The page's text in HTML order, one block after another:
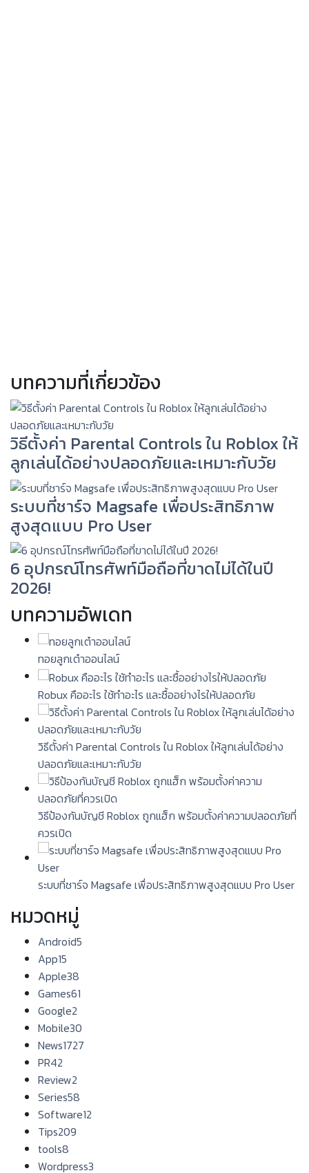
บทความที่เกี่ยวข้อง
วิธีตั้งค่า Parental Controls ใน Roblox ให้
ลูกเล่นได้อย่างปลอดภัยและเหมาะกับวัย
ระบบที่ชาร์จ Magsafe เพื่อประสิทธิภาพ
สูงสุดแบบ Pro User
6 อุปกรณ์โทรศัพท์มือถือที่ขาดไม่ได้ในปี
2026!
บทความอัพเดท
ทอยลูกเต๋าออนไลน์
Robux คืออะไร ใช้ทำอะไร และซื้ออย่างไรให้ปลอดภัย
วิธีตั้งค่า Parental Controls ใน Roblox ให้ลูกเล่นได้อย่าง
ปลอดภัยและเหมาะกับวัย
วิธีป้องกันบัญชี Roblox ถูกแฮ็ก พร้อมตั้งค่าความปลอดภัยที่
ควรเปิด
ระบบที่ชาร์จ Magsafe เพื่อประสิทธิภาพสูงสุดแบบ Pro User
หมวดหมู่
Android5
App15
Apple38
Games61
Google2
Mobile30
News1727
PR42
Review2
Series58
Software12
Tips209
tools8
Wordpress3